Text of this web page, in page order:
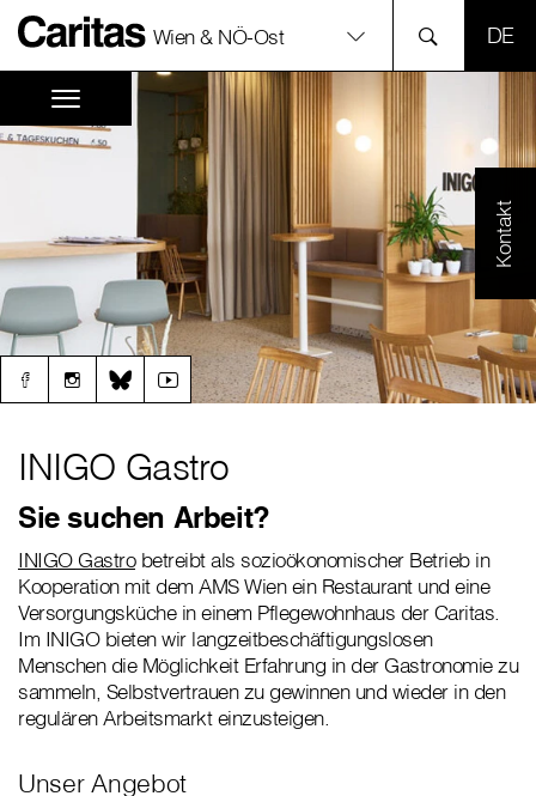
Wien & NÖ-Ost
Kontakt
INIGO Gastro
Sie suchen Arbeit?
INIGO Gastrobetreibt als sozioökonomischer Betrieb in
Kooperation mit dem AMS Wien ein Restaurant und eine
Versorgungsküche in einem Pflegewohnhaus der Caritas.
Im INIGO bieten wir langzeitbeschäftigungslosen
Menschen die Möglichkeit Erfahrung in der Gastronomie zu
sammeln, Selbstvertrauen zu gewinnen und wieder in den
regulären Arbeitsmarkt einzusteigen.
Unser Angebot